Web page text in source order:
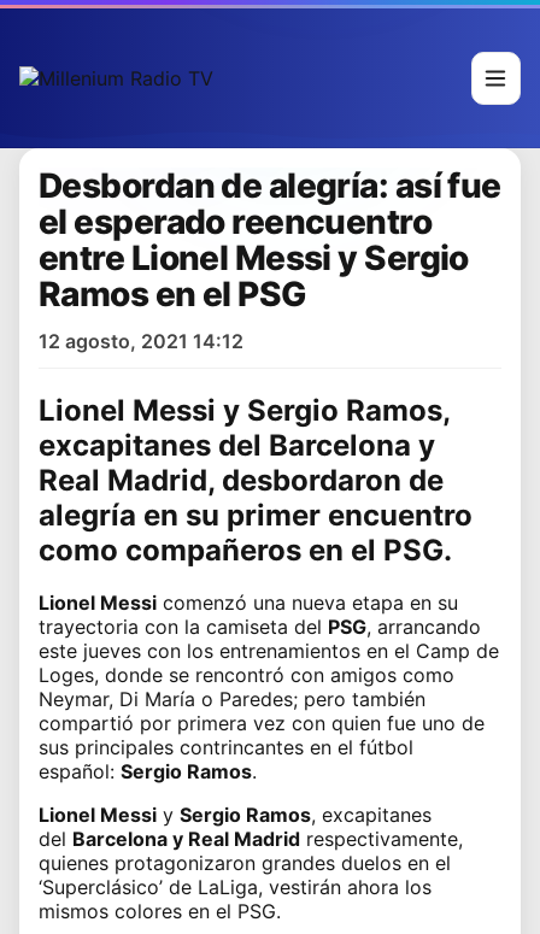
Desbordan de alegría: así fue
el esperado reencuentro
entre Lionel Messi y Sergio
Ramos en el PSG
12 agosto, 2021 14:12
Lionel Messi y Sergio Ramos,
excapitanes del Barcelona y
Real Madrid, desbordaron de
alegría en su primer encuentro
como compañeros en el PSG.
Lionel Messi comenzó una nueva etapa en su
trayectoria con la camiseta del PSG, arrancando
este jueves con los entrenamientos en el Camp de
Loges, donde se rencontró con amigos como
Neymar, Di María o Paredes; pero también
compartió por primera vez con quien fue uno de
sus principales contrincantes en el fútbol
español: Sergio Ramos.
Lionel Messi y Sergio Ramos, excapitanes
del Barcelona y Real Madrid respectivamente,
quienes protagonizaron grandes duelos en el
‘Superclásico’ de LaLiga, vestirán ahora los
mismos colores en el PSG.